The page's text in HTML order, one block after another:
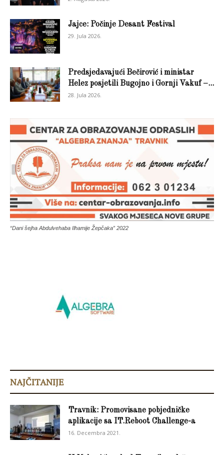
Jajce: Počinje Desant Festival
29. Jula 2026.
Predsjedavajući Bečirović i ministar
Helez posjetili Bugojno i Gornji Vakuf –...
28. Jula 2026.
“Dani šejha Abdulvehaba Ilhamije Žepčaka” 2022
NAJČITANIJE
Travnik: Promovisane pobjedničke
aplikacije sa IT.Reboot Challenge-a
16. Decembra 2021.